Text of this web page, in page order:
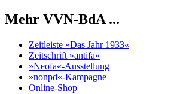
Mehr VVN-BdA ...
Zeitleiste »Das Jahr 1933«
Zeitschrift »antifa«
»Neofa«-Ausstellung
»nonpd«-Kampagne
Online-Shop